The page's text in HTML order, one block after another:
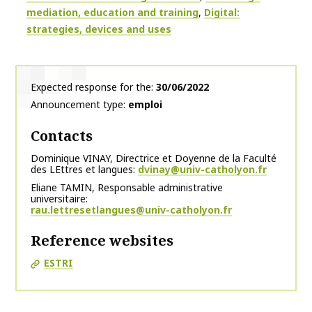
mediation, education and training Digital:
strategies, devices and uses
Expected response for the 30/06/2022
Announcement type emploi
Contacts
Dominique VINAY, Directrice et Doyenne de la Faculté
des LEttres et langues dvinay@univ-catholyon.fr
Eliane TAMIN, Responsable administrative
universitaire
rau.lettresetlangues@univ-catholyon.fr
Reference websites
ESTRI